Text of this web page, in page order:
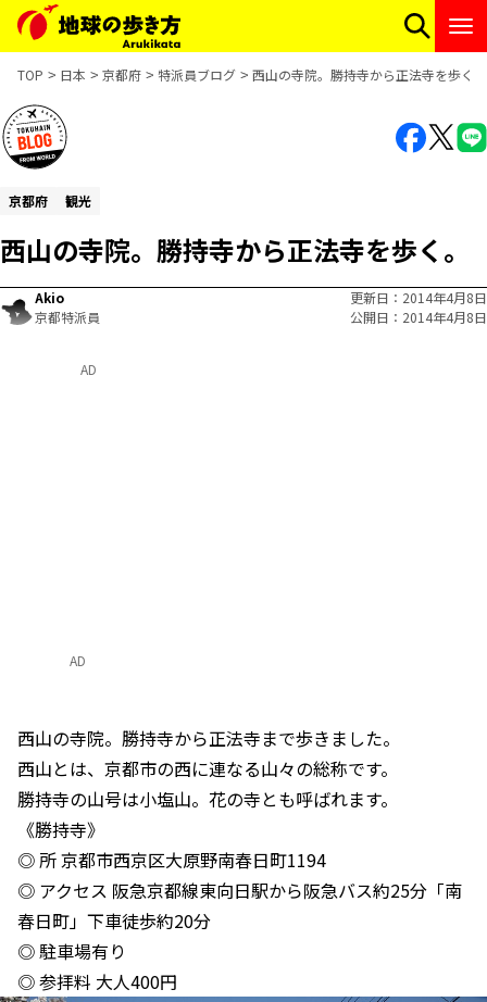
TOP 日本 京都府 特派員ブログ 西山の寺院。勝持寺から正法寺を歩く。
京都府 観光
西山の寺院。勝持寺から正法寺を歩く。
Akio
京都特派員
更新日
2014年4月8日
公開日
2014年4月8日
AD
西山の寺院。勝持寺から正法寺まで歩きました。
西山とは、京都市の西に連なる山々の総称です。
勝持寺の山号は小塩山。花の寺とも呼ばれます。
《勝持寺》
◎ 所 京都市西京区大原野南春日町1194
◎ アクセス 阪急京都線東向日駅から阪急バス約25分「南
春日町」下車徒歩約20分
◎ 駐車場有り
◎ 参拝料 大人400円
AD